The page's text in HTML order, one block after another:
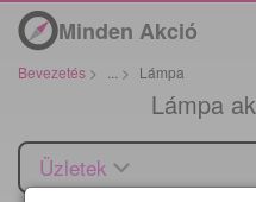
Minden Akció
Bevezetés > > Lámpa
Lámpa
Üzletek